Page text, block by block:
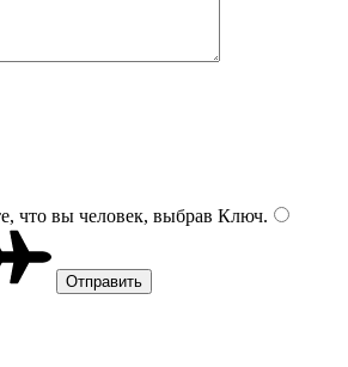
что вы человек, выбрав Ключ.